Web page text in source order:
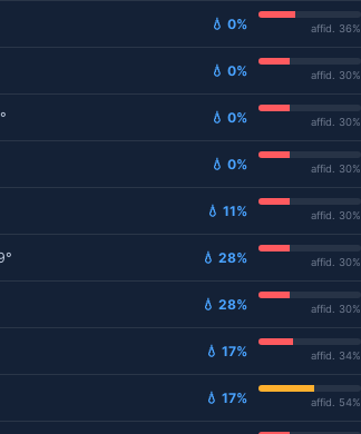
💧 0% affid. 36%
💧 0% affid. 30%
💧 0% affid. 30%
💧 0% affid. 30%
💧 11% affid. 30%
💧 28% affid. 30%
💧 28% affid. 30%
💧 17% affid. 34%
💧 17% affid. 54%